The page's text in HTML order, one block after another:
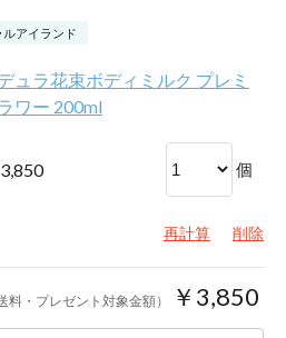
アイランド
ュラ花束ボディミルク プレミ
ワー 200ml
個
再計算 削除
料・プレゼント対象金額） ￥3,850